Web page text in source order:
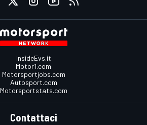
InsideEvs.it
Motor1.com
Motorsportjobs.com
Autosport.com
Motorsportstats.com
Contattaci